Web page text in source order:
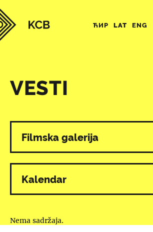
ЋИР LAT ENG
VESTI
Svi programi
Filmska galerija
Kalendar
Nema sadržaja.